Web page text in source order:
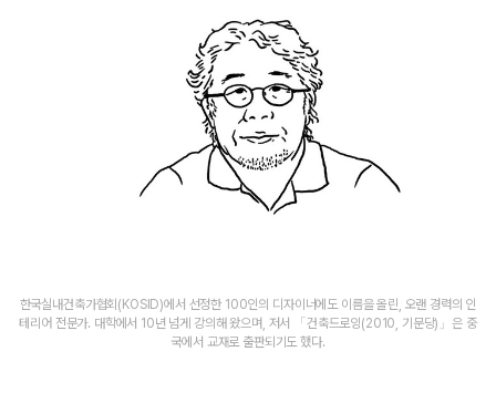
한국실내건축가협회(KOSID)에서 선정한 100인의 디자이너에도 이름을 올린, 오랜 경력의 인
테리어 전문가. 대학에서 10년 넘게 강의해 왔으며, 저서 「건축드로잉(2010, 기문당)」은 중
국에서 교재로 출판되기도 했다.